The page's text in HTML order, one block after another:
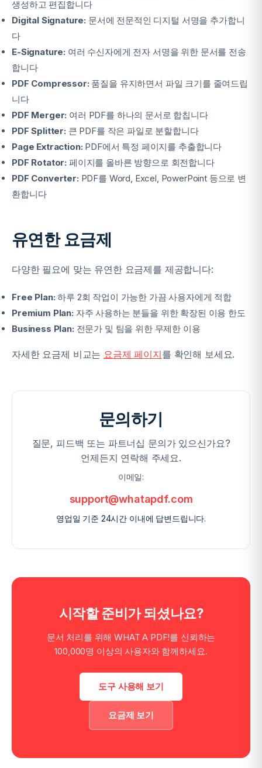
생성하고 편집합니다
Digital Signature: 문서에 전문적인 디지털 서명을 추가합니
다
E-Signature: 여러 수신자에게 전자 서명을 위한 문서를 전송
합니다
PDF Compressor: 품질을 유지하면서 파일 크기를 줄여드립
니다
PDF Merger: 여러 PDF를 하나의 문서로 합칩니다
PDF Splitter: 큰 PDF를 작은 파일로 분할합니다
Page Extraction: PDF에서 특정 페이지를 추출합니다
PDF Rotator: 페이지를 올바른 방향으로 회전합니다
PDF Converter: PDF를 Word, Excel, PowerPoint 등으로 변
환합니다
유연한 요금제
다양한 필요에 맞는 유연한 요금제를 제공합니다:
Free Plan: 하루 2회 작업이 가능한 가끔 사용자에게 적합
Premium Plan: 자주 사용하는 분들을 위한 확장된 이용 한도
Business Plan: 전문가 및 팀을 위한 무제한 이용
자세한 요금제 비교는 요금제 페이지를 확인해 보세요.
문의하기
질문, 피드백 또는 파트너십 문의가 있으신가요?
언제든지 연락해 주세요.
이메일:
support@whatapdf.com
영업일 기준 24시간 이내에 답변드립니다.
시작할 준비가 되셨나요?
문서 처리를 위해 WHAT A PDF!를 신뢰하는
100,000명 이상의 사용자와 함께하세요.
도구 사용해 보기
요금제 보기